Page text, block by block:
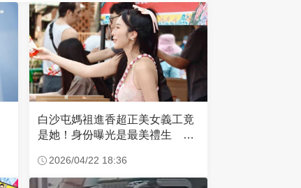
白沙屯媽祖進香超正美女義工竟
是她！身份曝光是最美禮生 一
2026/04/22 18:36